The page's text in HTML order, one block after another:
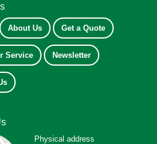
About Us Get a Quote
Service Newsletter
Physical address